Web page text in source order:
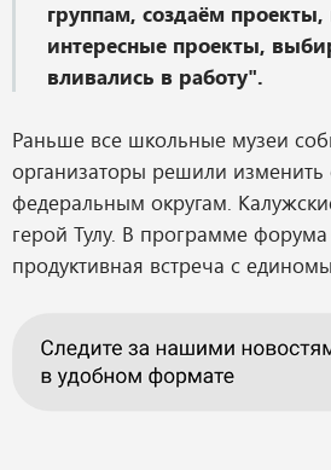
группам, создаём
интересные проекты,
вливались в работу".
Раньше все школьные музеи
организаторы решили
федеральным округам.
герой Тулу. В программе
продуктивная встреча с